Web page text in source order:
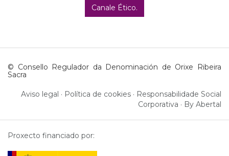
Canale Ético.
© Consello Regulador da Denominación de Orixe Ribeira
Sacra
Aviso legal · Política de cookies · Responsabilidade Social
Corporativa · By Abertal
Proxecto financiado por: